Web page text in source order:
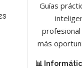
Guías
más
📊